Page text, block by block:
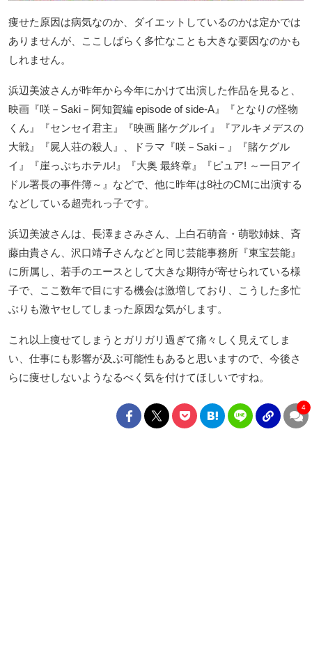
痩せた原因は病気なのか、ダイエットしているのかは定かでは
ありませんが、ここしばらく多忙なことも大きな要因なのかも
しれません。
浜辺美波さんが昨年から今年にかけて出演した作品を見ると、
映画『咲－Saki－阿知賀編 episode of side-A』『となりの怪物
くん』『センセイ君主』『映画 賭ケグルイ』『アルキメデスの
大戦』『屍人荘の殺人』、ドラマ『咲－Saki－』『賭ケグル
イ』『崖っぷちホテル!』『大奥 最終章』『ピュア! ～一日アイ
ドル署長の事件簿～』などで、他に昨年は8社のCMに出演する
などしている超売れっ子です。
浜辺美波さんは、長澤まさみさん、上白石萌音・萌歌姉妹、斉
藤由貴さん、沢口靖子さんなどと同じ芸能事務所『東宝芸能』
に所属し、若手のエースとして大きな期待が寄せられている様
子で、ここ数年で目にする機会は激増しており、こうした多忙
ぶりも激ヤセしてしまった原因な気がします。
これ以上痩せてしまうとガリガリ過ぎて痛々しく見えてしま
い、仕事にも影響が及ぶ可能性もあると思いますので、今後さ
らに痩せしないようなるべく気を付けてほしいですね。
4